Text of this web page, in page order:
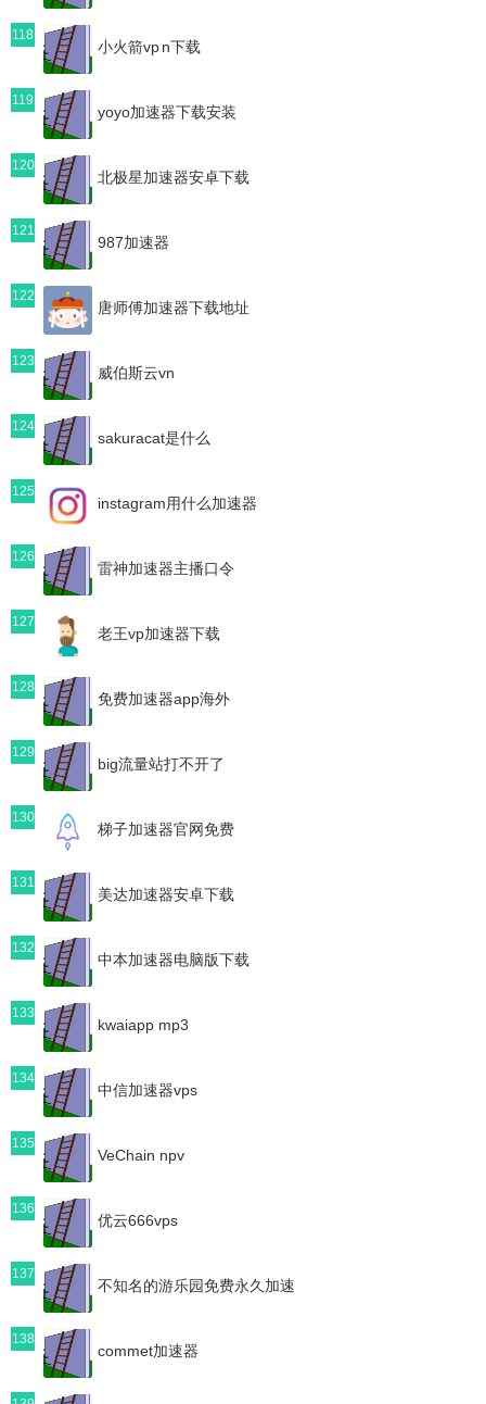
118
小火箭vp n下载
119
yoyo加速器下载安装
120
北极星加速器安卓下载
121
987加速器
122
唐师傅加速器下载地址
123
威伯斯云vn
124
sakuracat是什么
125
instagram用什么加速器
126
雷神加速器主播口令
127
老王vp加速器下载
128
免费加速器app海外
129
big流量站打不开了
130
梯子加速器官网免费
131
美达加速器安卓下载
132
中本加速器电脑版下载
133
kwaiapp mp3
134
中信加速器vps
135
VeChain npv
136
优云666vps
137
不知名的游乐园免费永久加速
138
commet加速器